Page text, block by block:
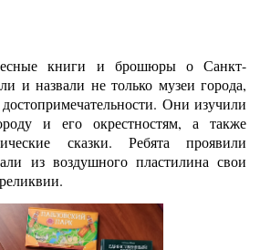
книги и брошюры о Санкт-
и назвали не только музеи города,
Они изучили
и его окрестностям, а также
сказки. Ребята проявили
из воздушного пластилина свои